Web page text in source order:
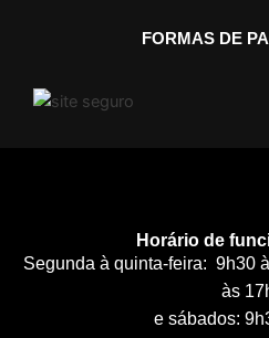
FORMAS DE
Horário de
Segunda à quinta-feira: 9h30
às
e sábados: